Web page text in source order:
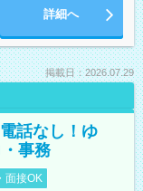
詳細へ
掲載日：2026.07.29
話なし！ゆ
事務
面接OK